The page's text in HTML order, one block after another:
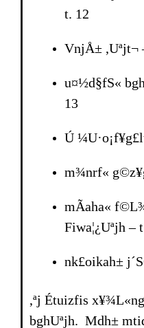
t. 12
VnjÅ± ,Uªjt¬
u¤½d§fS«
13
Ú
m¾nrf«
mÃaha«
Fiwa¦¿Uªjh­ –
nk£oikah±
,ªj Étuizfis
bghUªjh. Mdh±